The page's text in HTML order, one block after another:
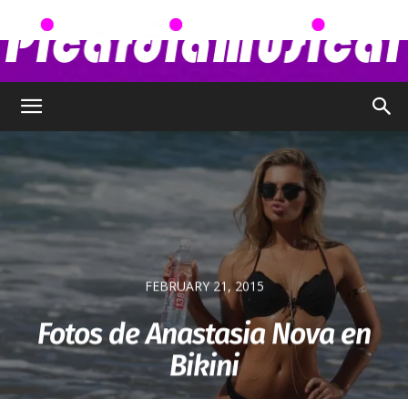
Musical
–
Chismes,
FEBRUARY 21, 2015
Fotos de Anastasia Nova en
Bikini